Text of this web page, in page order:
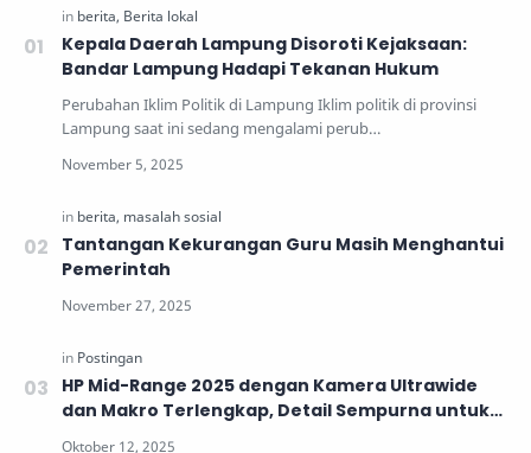
Kepala Daerah Lampung Disoroti Kejaksaan:
Bandar Lampung Hadapi Tekanan Hukum
Perubahan Iklim Politik di Lampung Iklim politik di provinsi
Lampung saat ini sedang mengalami perub…
Tantangan Kekurangan Guru Masih Menghantui
Pemerintah
HP Mid-Range 2025 dengan Kamera Ultrawide
dan Makro Terlengkap, Detail Sempurna untuk
Generasi Muda